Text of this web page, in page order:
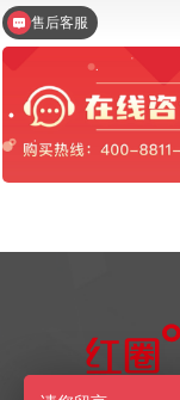
红圈工程管理系统